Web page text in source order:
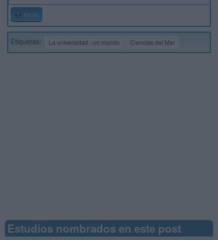
Inicio
Etiquetas: La universidad - un mundo Ciencias del Mar
Estudios nombrados en este post